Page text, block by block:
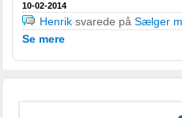
10-02-2014
Henrik svarede på Sælger
Se mere